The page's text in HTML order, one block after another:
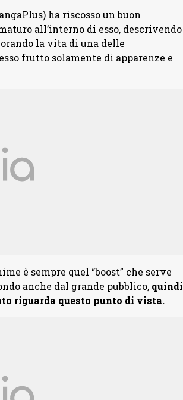
ha riscosso un buon
all’interno di esso, descrivendo
la vita di una delle
frutto solamente di apparenze e
è sempre quel “boost” che serve
anche dal grande pubblico, quindi
riguarda questo punto di vista.